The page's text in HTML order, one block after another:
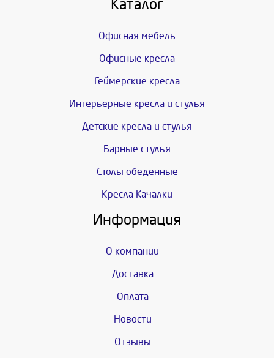
Каталог
Офисная мебель
Офисные кресла
Геймерские кресла
Интерьерные кресла и стулья
Детские кресла и стулья
Барные стулья
Столы обеденные
Кресла Качалки
Информация
О компании
Доставка
Оплата
Новости
Отзывы